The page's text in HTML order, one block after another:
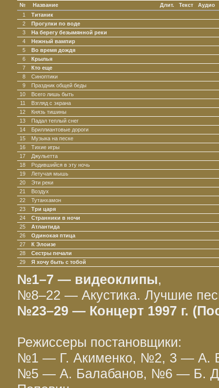
№ Название Длит. Текст
Аудио
1
Титаник
2
Прогулки по воде
3
На берегу безымянной реки
4
Нежный вампир
5
Во время дождя
6
Крылья
7
Кто еще
8
Синоптики
9
Праздник общей беды
10
Всего лишь быть
11
Взгляд с экрана
12
Князь тишины
13
Падал теплый снег
14
Бриллиантовые дороги
15
Музыка на песке
16
Тихие игры
17
Джульетта
18
Родившийся в эту ночь
19
Летучая мышь
20
Эти реки
21
Воздух
22
Тутанхамон
23
Три царя
24
Странники в ночи
25
Атлантида
26
Одинокая птица
27
К Элоизе
28
Сестры печали
29
Я хочу быть с тобой
№1–7 — видеоклипы,
№8–22 — Акустика. Лучшие
№23–29 — Концерт 1997 г.
Режиссеры постановщики:
№1 — Г. Акименко, №2, 3 — А.
№5 — А. Балабанов, №6 — Б.